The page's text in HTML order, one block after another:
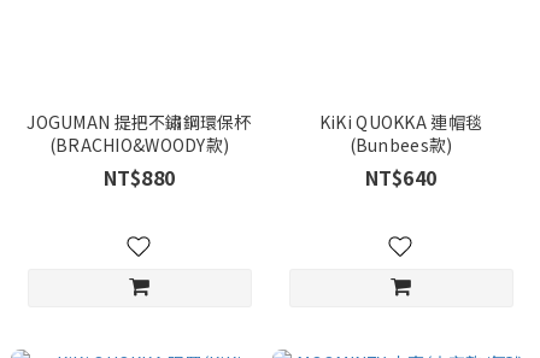
JOGUMAN 提把不鏽鋼環保杯
(BRACHIO&WOODY款)
NT$880
KiKi QUOKKA 連帽毯
(Bunbees款)
NT$640